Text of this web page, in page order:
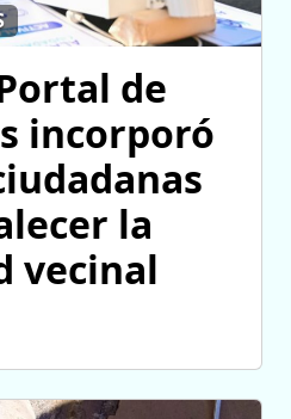
de
incorporó
la
vecinal